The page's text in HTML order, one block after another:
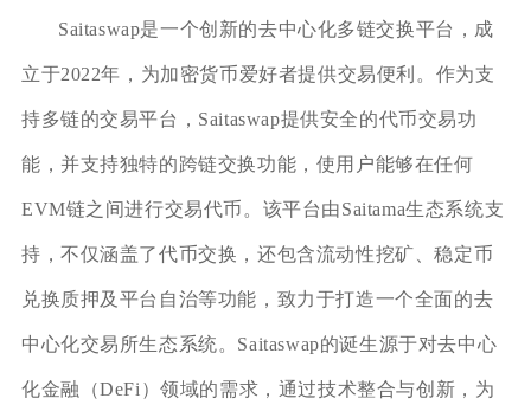
Saitaswap是一个创新的去中心化多链交换平台，成
立于2022年，为加密货币爱好者提供交易便利。作为支
持多链的交易平台，Saitaswap提供安全的代币交易功
能，并支持独特的跨链交换功能，使用户能够在任何
EVM链之间进行交易代币。该平台由Saitama生态系统支
持，不仅涵盖了代币交换，还包含流动性挖矿、稳定币
兑换质押及平台自治等功能，致力于打造一个全面的去
中心化交易所生态系统。Saitaswap的诞生源于对去中心
化金融（DeFi）领域的需求，通过技术整合与创新，为